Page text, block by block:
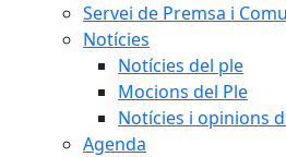
Servei de Premsa i
Notícies
Notícies del ple
Mocions del Ple
Notícies i opinions
Agenda